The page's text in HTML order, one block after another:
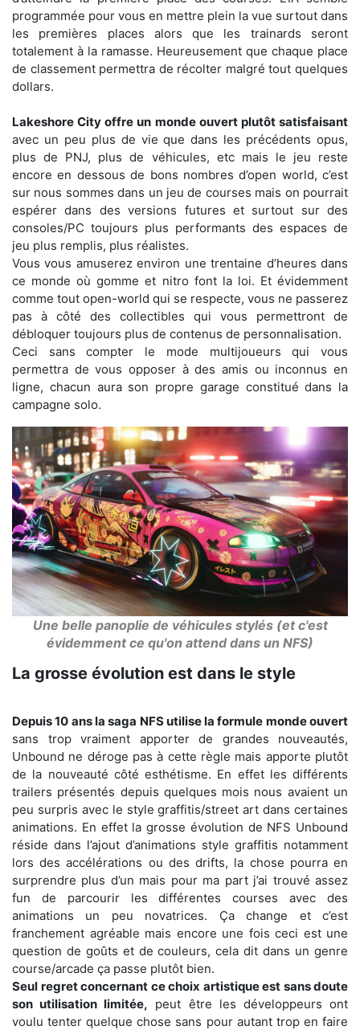
programmée pour vous en mettre plein la vue surtout dans
les premières places alors que les trainards seront
totalement à la ramasse. Heureusement que chaque place
de classement permettra de récolter malgré tout quelques
dollars.
Lakeshore City offre un monde ouvert plutôt satisfaisant
avec un peu plus de vie que dans les précédents opus,
plus de PNJ, plus de véhicules, etc mais le jeu reste
encore en dessous de bons nombres d’open world, c’est
sur nous sommes dans un jeu de courses mais on pourrait
espérer dans des versions futures et surtout sur des
consoles/PC toujours plus performants des espaces de
jeu plus remplis, plus réalistes.
Vous vous amuserez environ une trentaine d’heures dans
ce monde où gomme et nitro font la loi. Et évidemment
comme tout open-world qui se respecte, vous ne passerez
pas à côté des collectibles qui vous permettront de
débloquer toujours plus de contenus de personnalisation.
Ceci sans compter le mode multijoueurs qui vous
permettra de vous opposer à des amis ou inconnus en
ligne, chacun aura son propre garage constitué dans la
campagne solo.
Une belle panoplie de véhicules stylés (et c'est
évidemment ce qu'on attend dans un NFS)
La grosse évolution est dans le style
Depuis 10 ans la saga NFS utilise la formule monde ouvert
sans trop vraiment apporter de grandes nouveautés,
Unbound ne déroge pas à cette règle mais apporte plutôt
de la nouveauté côté esthétisme. En effet les différents
trailers présentés depuis quelques mois nous avaient un
peu surpris avec le style graffitis/street art dans certaines
animations. En effet la grosse évolution de NFS Unbound
réside dans l’ajout d’animations style graffitis notamment
lors des accélérations ou des drifts, la chose pourra en
surprendre plus d’un mais pour ma part j’ai trouvé assez
fun de parcourir les différentes courses avec des
animations un peu novatrices. Ça change et c’est
franchement agréable mais encore une fois ceci est une
question de goûts et de couleurs, cela dit dans un genre
course/arcade ça passe plutôt bien.
Seul regret concernant ce choix artistique est sans doute
son utilisation limitée, peut être les développeurs ont
voulu tenter quelque chose sans pour autant trop en faire